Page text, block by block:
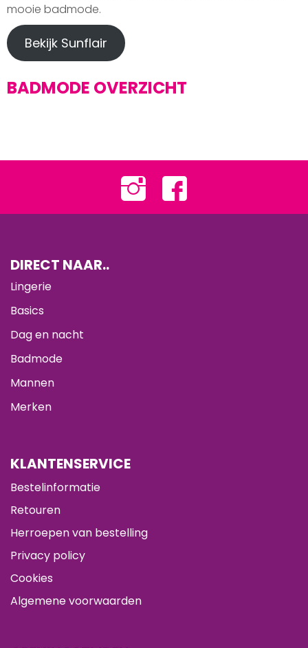
mooie badmode.
Bekijk Sunflair
BADMODE OVERZICHT
DIRECT NAAR..
Lingerie
Basics
Dag en nacht
Badmode
Mannen
Merken
KLANTENSERVICE
Bestelinformatie
Retouren
Herroepen van bestelling
Privacy policy
Cookies
Algemene voorwaarden